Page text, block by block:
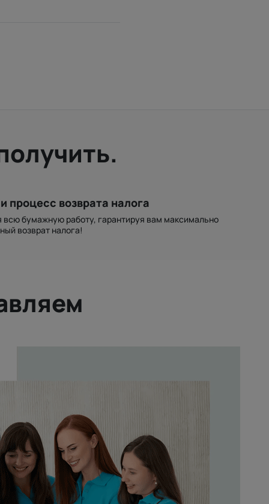
процесс возврата налога
бумажную работу, гарантируя вам максимально
возврат налога!